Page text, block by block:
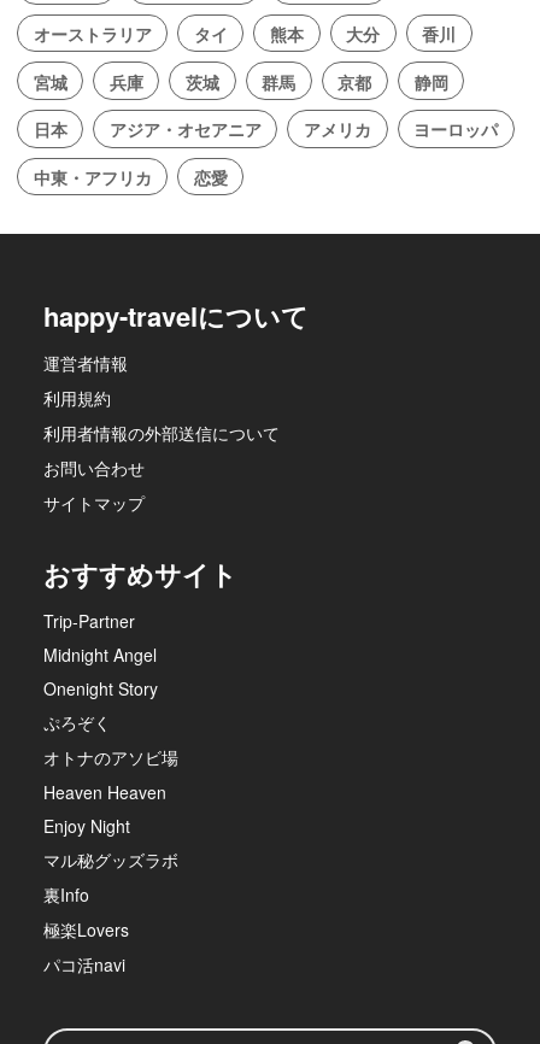
オーストラリア
タイ 熊本 大分
香川
宮城
兵庫 茨城 群馬 京都
静岡
日本
アジア・オセアニア アメリカ
ヨーロッパ
中東・アフリカ
恋愛
happy-travelについて
運営者情報
利用規約
利用者情報の外部送信について
お問い合わせ
サイトマップ
おすすめサイト
Trip-Partner
Midnight Angel
Onenight Story
ぷろぞく
オトナのアソビ場
Heaven Heaven
Enjoy Night
マル秘グッズラボ
裏Info
極楽Lovers
パコ活navi